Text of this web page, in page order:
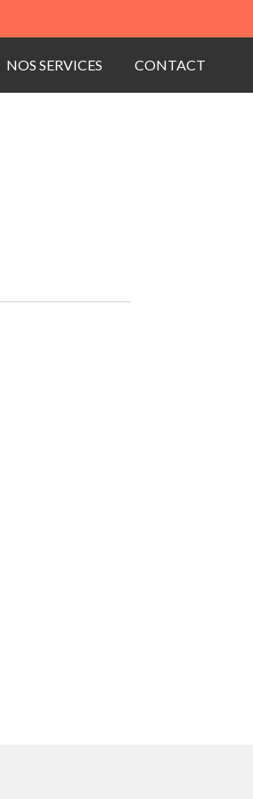
NOS SERVICES CONTACT